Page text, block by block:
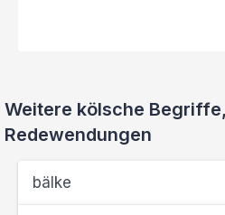
Weitere kölsche
Redewendungen
bälke